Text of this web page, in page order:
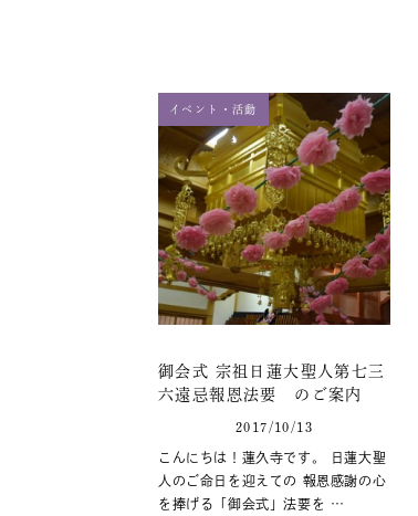
イベント・活動
御会式 宗祖日蓮大聖人第七三
六遠忌報恩法要 のご案内
2017/10/13
こんにちは！蓮久寺です。 日蓮大聖
人のご命日を迎えての 報恩感謝の心
を捧げる「御会式」法要を …